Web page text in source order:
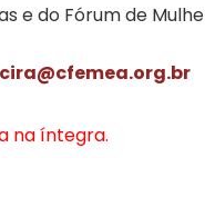
e do Fórum de
na íntegra.